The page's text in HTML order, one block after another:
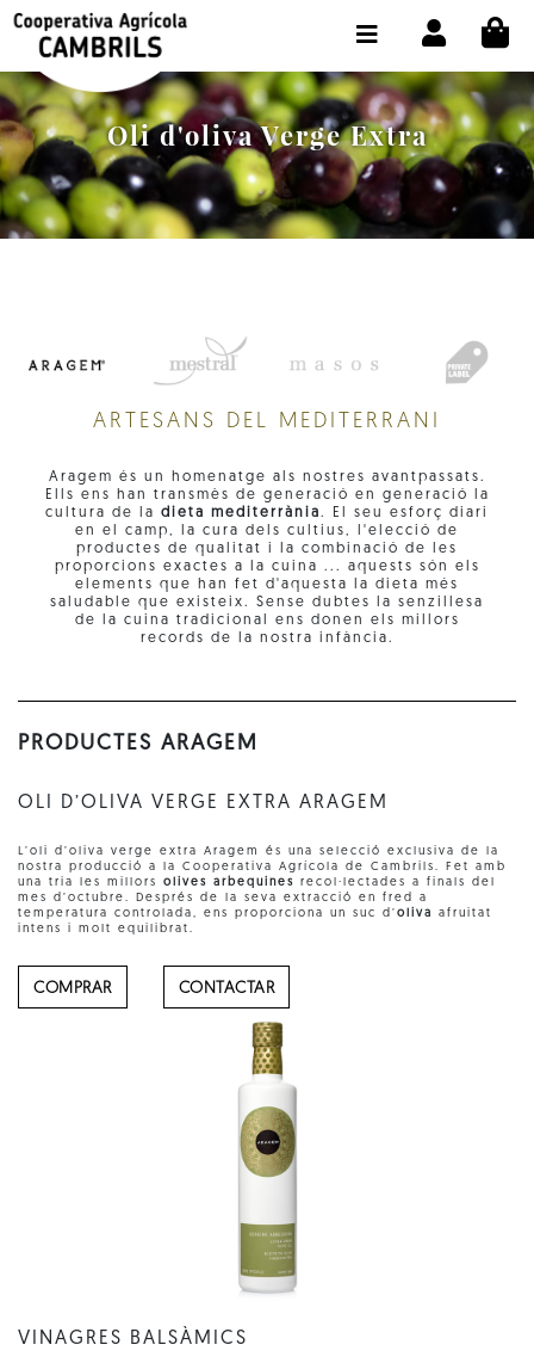
Skip to content
Oli d'oliva Verge Extra
ARTESANS DEL MEDITERRANI
Aragem és un homenatge als nostres avantpassats.
Ells ens han transmès de generació en generació la
cultura de la dieta mediterrània. El seu esforç diari
en el camp, la cura dels cultius, l'elecció de
productes de qualitat i la combinació de les
proporcions exactes a la cuina ... aquests són els
elements que han fet d'aquesta la dieta més
saludable que existeix. Sense dubtes la senzillesa
de la cuina tradicional ens donen els millors
records de la nostra infància.
PRODUCTES ARAGEM
OLI D’OLIVA VERGE EXTRA ARAGEM
L’oli d’oliva verge extra Aragem és una selecció exclusiva de la
nostra producció a la Cooperativa Agrícola de Cambrils. Fet amb
una tria les millors olives arbequines recol·lectades a finals del
mes d’octubre. Després de la seva extracció en fred a
temperatura controlada, ens proporciona un suc d’oliva
afruitat
intens i molt equilibrat.
COMPRAR CONTACTAR
VINAGRES BALSÀMICS
BOTIGA COMPRA ONLINE
LA COOPERATIVA
OLEOTOUR
PRODUCTES
CONTACTE
SELECCIONAR IDIOMA: